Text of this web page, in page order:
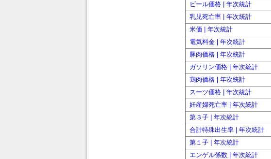
ビール価格 | 年次統計
乳児死亡率 | 年次統計
米価 | 年次統計
電気料金 | 年次統計
豚肉価格 | 年次統計
ガソリン価格 | 年次統計
鶏肉価格 | 年次統計
スーツ価格 | 年次統計
妊産婦死亡率 | 年次統計
第３子 | 年次統計
合計特殊出生率 | 年次統計
第１子 | 年次統計
エンゲル係数 | 年次統計